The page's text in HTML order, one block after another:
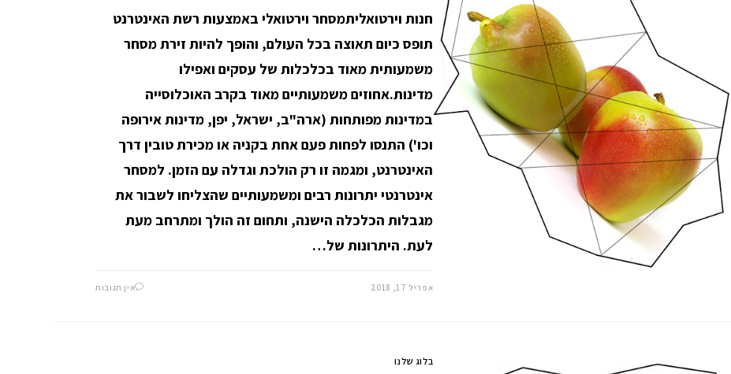
חנות וירטואליתמסחר וירטואלי באמצעות רשת האינטרנט
תופס כיום תאוצה בכל העולם, והופך להיות זירת מסחר
משמעותית מאוד בכלכלות של עסקים ואפילו
מדינות.אחוזים משמעותיים מאוד בקרב האוכלוסייה
במדינות מפותחות (ארה"ב, ישראל, יפן, מדינות אירופה
וכו') התנסו לפחות פעם אחת בקניה או מכירת טובין דרך
האינטרנט, ומגמה זו רק הולכת וגדלה עם הזמן. למסחר
אינטרנטי יתרונות רבים ומשמעותיים שהצליחו לשבור את
מגבלות הכלכלה הישנה, ותחום זה הולך ומתרחב מעת
לעת. היתרונות של…
אין תגובות אפריל 17, 2018
בלוג שלנו